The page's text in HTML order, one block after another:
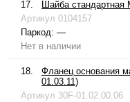
17.
Шайба стандартная
Артикул 0104157
Паркод: —
Нет в наличии
18.
Фланец основания
01.03.11)
Артикул 30F-01.02.00.06